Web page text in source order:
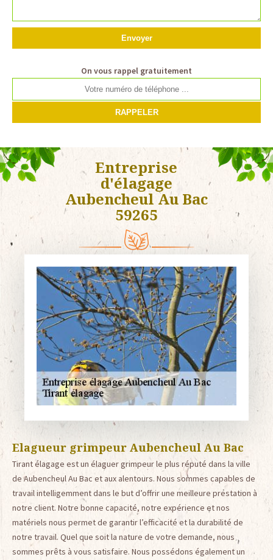
On vous rappel gratuitement
Entreprise
d'élagage
Aubencheul Au Bac
59265
Elagueur grimpeur Aubencheul Au Bac
Tirant élagage est un élaguer grimpeur le plus réputé dans la ville
de Aubencheul Au Bac et aux alentours. Nous sommes capables de
travail intelligemment dans le but d’offrir une meilleure prestation à
notre client. Notre bonne capacité, notre expérience et nos
matériels nous permet de garantir l’efficacité et la durabilité de
notre travail. Quel que soit la nature de votre demande, nous
sommes prêts à vous satisfaire. Nous possédons également un